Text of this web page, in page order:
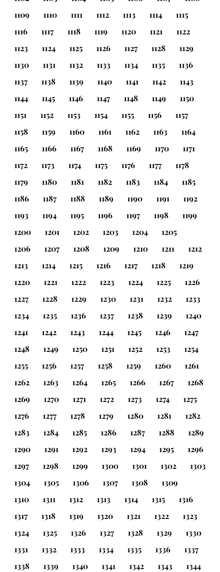
1109
1110 1111 1112 1113 1114
1115
1116
1117 1118 1119 1120 1121
1122
1123
1124 1125 1126 1127 1128
1129
1130
1131 1132 1133 1134 1135
1136
1137
1138 1139 1140 1141 1142
1143
1144
1145 1146 1147 1148 1149
1150
1151
1152 1153 1154 1155 1156
1157
1158
1159 1160 1161 1162 1163
1164
1165
1166 1167 1168 1169 1170
1171
1172
1173 1174 1175 1176 1177
1178
1179
1180 1181 1182 1183 1184
1185
1186
1187 1188 1189 1190 1191
1192
1193
1194 1195 1196 1197 1198
1199
1200
1201 1202 1203 1204
1205
1206
1207 1208 1209 1210 1211
1212
1213
1214 1215 1216 1217 1218
1219
1220
1221 1222 1223 1224 1225
1226
1227
1228 1229 1230 1231 1232
1233
1234
1235 1236 1237 1238 1239
1240
1241
1242 1243 1244 1245 1246
1247
1248
1249 1250 1251 1252 1253
1254
1255
1256 1257 1258 1259 1260
1261
1262
1263 1264 1265 1266 1267
1268
1269
1270 1271 1272 1273 1274
1275
1276
1277 1278 1279 1280 1281
1282
1283
1284 1285 1286 1287 1288
1289
1290
1291 1292 1293 1294 1295
1296
1297
1298 1299 1300 1301 1302
1303
1304
1305 1306 1307 1308
1309
1310
1311 1312 1313 1314 1315
1316
1317
1318 1319 1320 1321 1322
1323
1324
1325 1326 1327 1328 1329
1330
1331
1332 1333 1334 1335 1336
1337
1338
1339 1340 1341 1342 1343
1344